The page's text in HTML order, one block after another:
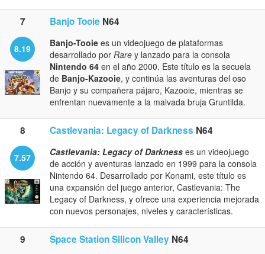
7 Banjo Tooie N64
8.19 Banjo-Tooie es un videojuego de plataformas
desarrollado por Rare y lanzado para la consola
Nintendo 64 en el año 2000. Este título es la secuela
de Banjo-Kazooie, y continúa las aventuras del oso
Banjo y su compañera pájaro, Kazooie, mientras se
enfrentan nuevamente a la malvada bruja Gruntilda.
8 Castlevania: Legacy of Darkness N64
7.57 Castlevania: Legacy of Darkness es un videojuego
de acción y aventuras lanzado en 1999 para la consola
Nintendo 64. Desarrollado por Konami, este título es
una expansión del juego anterior, Castlevania: The
Legacy of Darkness, y ofrece una experiencia mejorada
con nuevos personajes, niveles y características.
9 Space Station Silicon Valley N64